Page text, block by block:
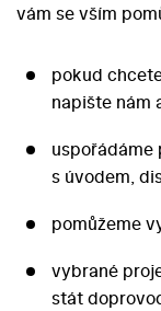
vám se vším
pokud
napište nám
uspořádáme
s úvodem,
pomůžeme
vybrané
stát